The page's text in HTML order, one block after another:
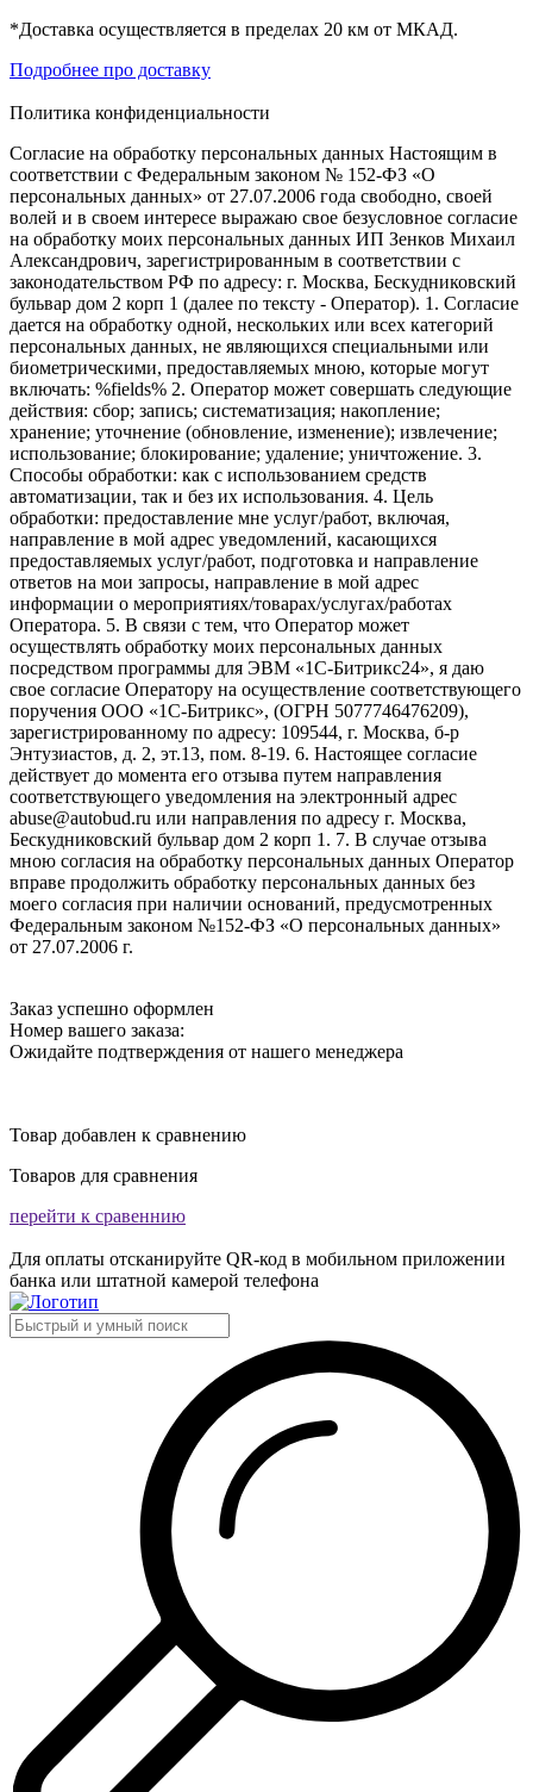
*Доставка осуществляется в пределах 20 км от МКАД.
Подробнее про доставку
Политика конфиденциальности
Согласие на обработку персональных данных Настоящим в
соответствии с Федеральным законом № 152-ФЗ «О
персональных данных» от 27.07.2006 года свободно, своей
волей и в своем интересе выражаю свое безусловное согласие
на обработку моих персональных данных ИП Зенков Михаил
Александрович, зарегистрированным в соответствии с
законодательством РФ по адресу: г. Москва, Бескудниковский
бульвар дом 2 корп 1 (далее по тексту - Оператор). 1. Согласие
дается на обработку одной, нескольких или всех категорий
персональных данных, не являющихся специальными или
биометрическими, предоставляемых мною, которые могут
включать: %fields% 2. Оператор может совершать следующие
действия: сбор; запись; систематизация; накопление;
хранение; уточнение (обновление, изменение); извлечение;
использование; блокирование; удаление; уничтожение. 3.
Способы обработки: как с использованием средств
автоматизации, так и без их использования. 4. Цель
обработки: предоставление мне услуг/работ, включая,
направление в мой адрес уведомлений, касающихся
предоставляемых услуг/работ, подготовка и направление
ответов на мои запросы, направление в мой адрес
информации о мероприятиях/товарах/услугах/работах
Оператора. 5. В связи с тем, что Оператор может
осуществлять обработку моих персональных данных
посредством программы для ЭВМ «1С-Битрикс24», я даю
свое согласие Оператору на осуществление соответствующего
поручения ООО «1С-Битрикс», (ОГРН 5077746476209),
зарегистрированному по адресу: 109544, г. Москва, б-р
Энтузиастов, д. 2, эт.13, пом. 8-19. 6. Настоящее согласие
действует до момента его отзыва путем направления
соответствующего уведомления на электронный адрес
abuse@autobud.ru или направления по адресу г. Москва,
Бескудниковский бульвар дом 2 корп 1. 7. В случае отзыва
мною согласия на обработку персональных данных Оператор
вправе продолжить обработку персональных данных без
моего согласия при наличии оснований, предусмотренных
Федеральным законом №152-ФЗ «О персональных данных»
от 27.07.2006 г.
Заказ успешно оформлен
Номер вашего заказа:
Ожидайте подтверждения от нашего менеджера
Товар добавлен к сравнению
Товаров для сравнения
перейти к сравеннию
Для оплаты отсканируйте QR-код в мобильном приложении
банка или штатной камерой телефона